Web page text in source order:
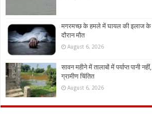
मगरमच्छ के हमले में घायल की इलाज के
दौरान मौत
August 6, 2026
सावन महीने में तालाबों में पर्याप्त पानी नहीं,
ग्रामीण चिंतित
August 6, 2026